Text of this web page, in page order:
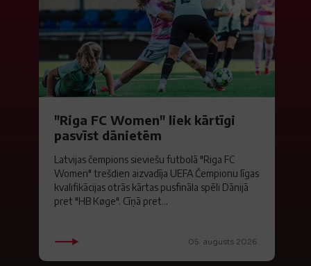
"Riga FC Women" liek kārtīgi
pasvīst dānietēm
Latvijas čempions sieviešu futbolā "Riga FC
Women" trešdien aizvadīja UEFA Čempionu līgas
kvalifikācijas otrās kārtas pusfināla spēli Dānijā
pret "HB Køge". Cīņā pret...
05. augusts 2026.